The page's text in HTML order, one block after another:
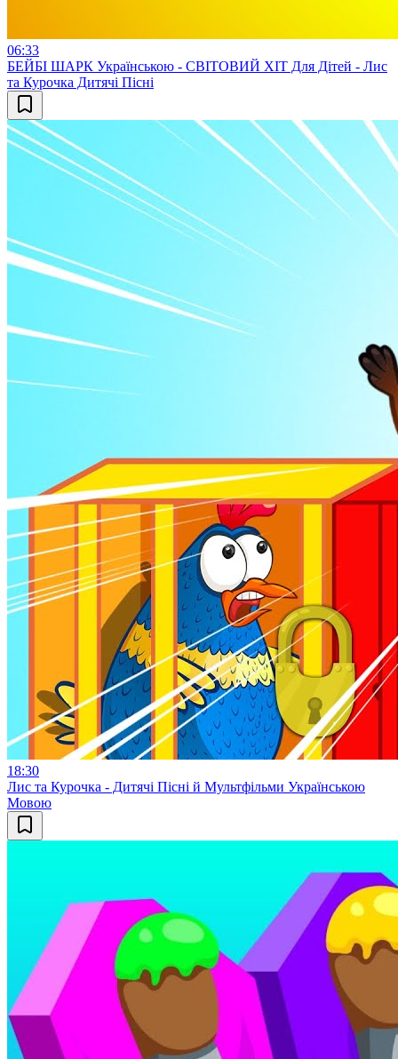
06:33
БЕЙБІ ШАРК Українською - СВІТОВИЙ ХІТ Для Дітей - Лис
та Курочка Дитячі Пісні
18:30
Лис та Курочка - Дитячі Пісні й Мультфільми Українською
Мовою